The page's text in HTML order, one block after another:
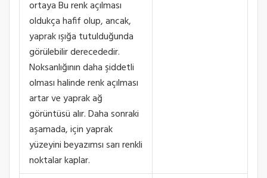
ortaya Bu renk açılması
oldukça hafif olup, ancak,
yaprak ışığa tutulduğunda
görülebilir derecededir.
Noksanlığının daha şiddetli
olması halinde renk açılması
artar ve yaprak ağ
görüntüsü alır. Daha sonraki
aşamada, için yaprak
yüzeyini beyazımsı sarı renkli
noktalar kaplar.